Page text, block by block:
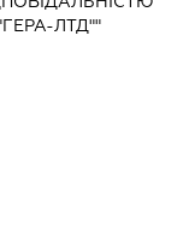
ЛТД""